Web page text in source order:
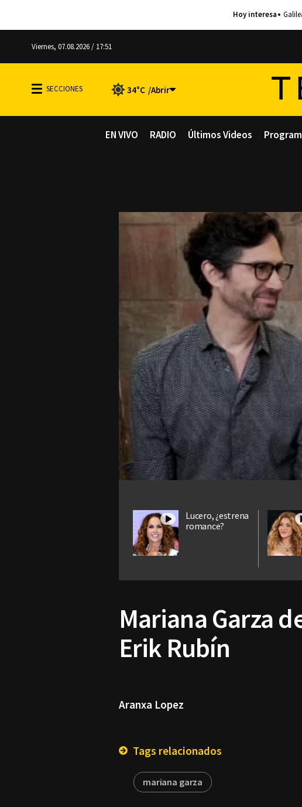
Viernes, 07.08.2026 / 17:51
34°C
EN VIVO RADIO Últimos Videos
Lucero, ¿estrena
romance?
Mariana Garza
Erik Rubín
Aranxa Lopez
Tags relacionados
mariana garza